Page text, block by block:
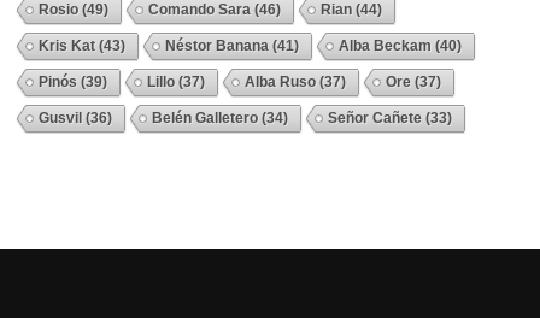
Rosio (49) Comando Sara (46) Rian (44)
Kris Kat (43) Néstor Banana (41) Alba Beckam (40)
Pinós (39) Lillo (37) Alba Ruso (37) Ore (37)
Gusvil (36) Belén Galletero (34) Señor Cañete (33)